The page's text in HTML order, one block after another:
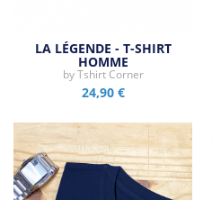
LA LÉGENDE - T-SHIRT
HOMME
byTshirt Corner
24,90 €